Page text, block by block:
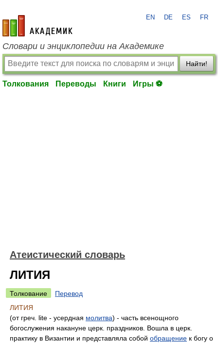
academic.ru
EN DE ES FR
Словари и энциклопедии на Академике
Найти!
Толкования Переводы Книги Игры ⚽
Атеистический словарь
ЛИТИЯ
Толкование
Перевод
ЛИТИЯ
(от греч. lite - усердная молитва) - часть всенощного
богослужения накануне церк. праздников. Вошла в церк.
практику в Византии и представляла собой обращение к богу о